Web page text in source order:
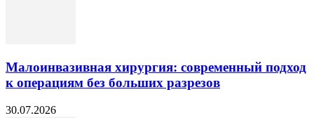
Малоинвазивная хирургия: современный подход
к операциям без больших разрезов
30.07.2026